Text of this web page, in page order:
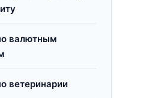
валютным
ветеринарии